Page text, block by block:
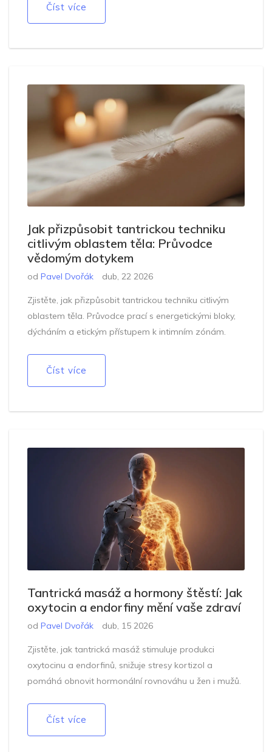
Číst více
Jak přizpůsobit tantrickou techniku
citlivým oblastem těla: Průvodce
vědomým dotykem
od Pavel Dvořák dub, 22 2026
Zjistěte, jak přizpůsobit tantrickou techniku citlivým
oblastem těla. Průvodce prací s energetickými bloky,
dýcháním a etickým přístupem k intimním zónám.
Číst více
Tantrická masáž a hormony štěstí: Jak
oxytocin a endorfiny mění vaše zdraví
od Pavel Dvořák dub, 15 2026
Zjistěte, jak tantrická masáž stimuluje produkci
oxytocinu a endorfinů, snižuje stresy kortizol a
pomáhá obnovit hormonální rovnováhu u žen i mužů.
Číst více